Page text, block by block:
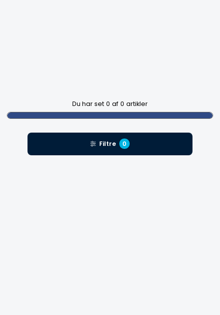
Du har set 0 af 0 artikler
Filtre 0